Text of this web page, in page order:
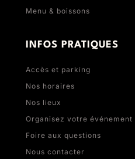
Menu & boissons
INFOS PRATIQUES
Accès et parking
Nos horaires
Nos lieux
Organisez votre événement
Foire aux questions
Nous contacter